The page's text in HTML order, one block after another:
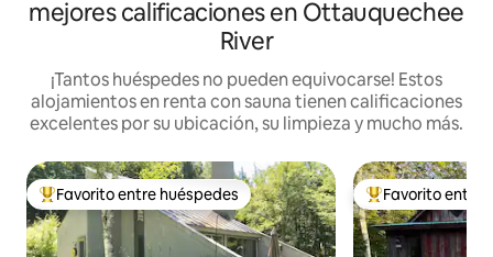
mejores calificaciones en Ottauquechee
River
¡Tantos huéspedes no pueden equivocarse! Estos
alojamientos en renta con sauna tienen calificaciones
excelentes por su ubicación, su limpieza y mucho más.
De los mejores en Favorito entre huéspedes
Favorito entre huéspedes De los mejores
Favorito entre